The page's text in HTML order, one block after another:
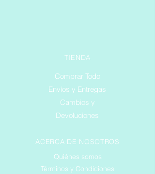
TIENDA
Comprar Todo
Envíos y Entregas
Cambios y
Devoluciones
ACERCA DE NOSOTROS
Quiénes somos
Términos y Condiciones